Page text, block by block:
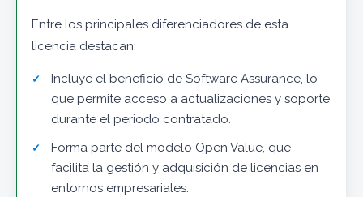
Entre los principales diferenciadores de esta
licencia destacan:
Incluye el beneficio de Software Assurance, lo
que permite acceso a actualizaciones y soporte
durante el periodo contratado.
Forma parte del modelo Open Value, que
facilita la gestión y adquisición de licencias en
entornos empresariales.